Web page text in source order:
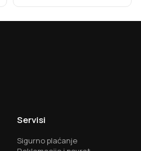
Servisi
Sigurno plaćanje